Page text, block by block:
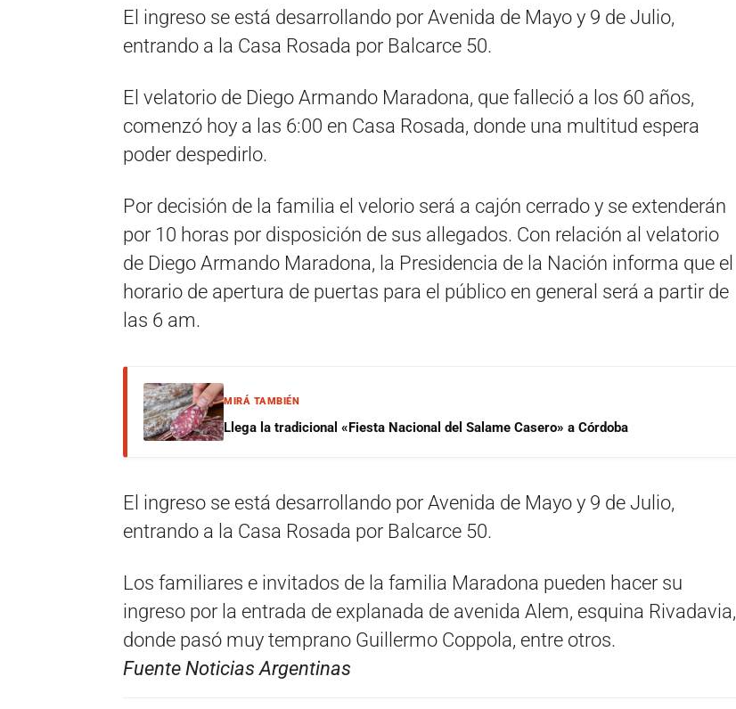
El ingreso se está desarrollando por Avenida de Mayo y 9 de Julio,
entrando a la Casa Rosada por Balcarce 50.
El velatorio de Diego Armando Maradona, que falleció a los 60 años,
comenzó hoy a las 6:00 en Casa Rosada, donde una multitud espera
poder despedirlo.
Por decisión de la familia el velorio será a cajón cerrado y se extenderán
por 10 horas por disposición de sus allegados. Con relación al velatorio
de Diego Armando Maradona, la Presidencia de la Nación informa que el
horario de apertura de puertas para el público en general será a partir de
las 6 am.
MIRÁ TAMBIÉN
Llega la tradicional «Fiesta Nacional del Salame Casero» a Córdoba
El ingreso se está desarrollando por Avenida de Mayo y 9 de Julio,
entrando a la Casa Rosada por Balcarce 50.
Los familiares e invitados de la familia Maradona pueden hacer su
ingreso por la entrada de explanada de avenida Alem, esquina Rivadavia,
donde pasó muy temprano Guillermo Coppola, entre otros.
Fuente Noticias Argentinas